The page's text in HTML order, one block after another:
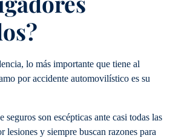
lo más importante que tiene al
por accidente automovilístico es su
seguros son escépticas ante casi todas las
lesiones y siempre buscan razones para